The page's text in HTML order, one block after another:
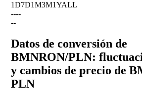
1D7D1M3M1YALL
----
--
Datos de conversión de
BMNRON/PLN:
y cambios de precio de
PLN